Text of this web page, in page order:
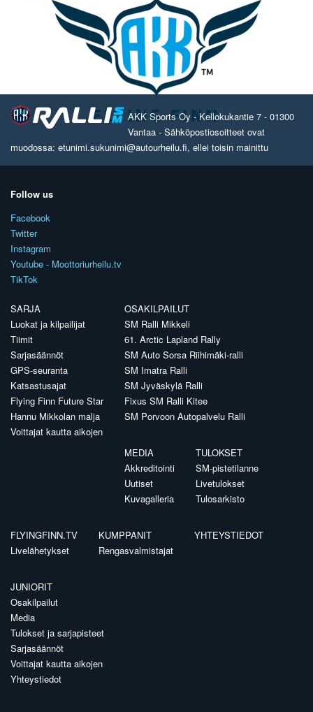
AKK Sports Oy - Kellokukantie 7 - 01300
Vantaa - Sähköpostiosoitteet ovat
muodossa: etunimi.sukunimi@autourheilu.fi, ellei toisin mainittu
Follow us
Facebook
Twitter
Instagram
Youtube - Moottoriurheilu.tv
TikTok
SARJA
Luokat ja kilpailijat
Tiimit
Sarjasäännöt
GPS-seuranta
Katsastusajat
Flying Finn Future Star
Hannu Mikkolan malja
Voittajat kautta aikojen
OSAKILPAILUT
SM Ralli Mikkeli
61. Arctic Lapland Rally
SM Auto Sorsa Riihimäki-ralli
SM Imatra Ralli
SM Jyväskylä Ralli
Fixus SM Ralli Kitee
SM Porvoon Autopalvelu Ralli
MEDIA
Akkreditointi
Uutiset
Kuvagalleria
TULOKSET
SM-pistetilanne
Livetulokset
Tulosarkisto
FLYINGFINN.TV
Livelähetykset
KUMPPANIT
Rengasvalmistajat
YHTEYSTIEDOT
JUNIORIT
Osakilpailut
Media
Tulokset ja sarjapisteet
Sarjasäännöt
Voittajat kautta aikojen
Yhteystiedot